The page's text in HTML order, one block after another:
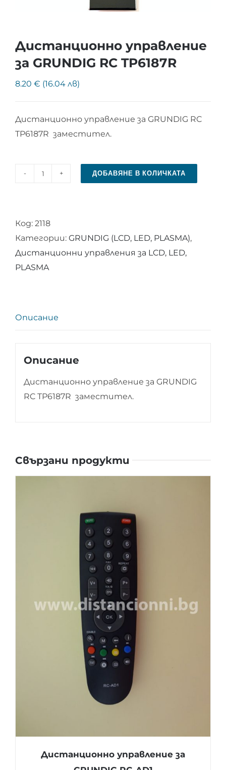
Дистанционно управление
за GRUNDIG RC TP6187R
8.20 € (16.04 лв)
Дистанционно управление за GRUNDIG RC
TP6187R заместител.
количество
управление
за
GRUNDIG
RC
ДОБАВЯНЕ В КОЛИЧКАТА
Код: 2118
Категории: GRUNDIG (LCD, LED, PLASMA),
Дистанционни управления за LCD, LED,
PLASMA
Описание
Описание
Дистанционно управление за GRUNDIG
RC TP6187R заместител.
Свързани продукти
Дистанционно управление за